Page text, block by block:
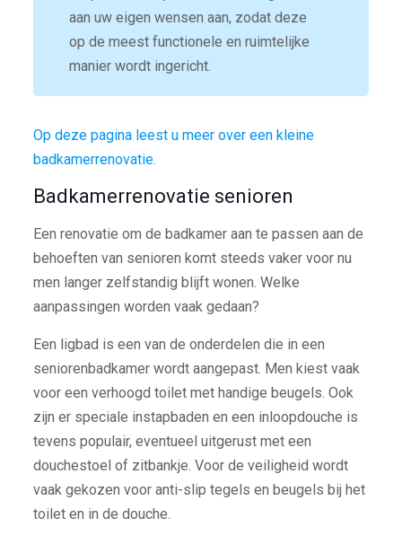
aan uw eigen wensen aan, zodat deze
op de meest functionele en ruimtelijke
manier wordt ingericht.
Op deze pagina leest u meer over een kleine
badkamerrenovatie.
Badkamerrenovatie senioren
Een renovatie om de badkamer aan te passen aan de
behoeften van senioren komt steeds vaker voor nu
men langer zelfstandig blijft wonen. Welke
aanpassingen worden vaak gedaan?
Een ligbad is een van de onderdelen die in een
seniorenbadkamer wordt aangepast. Men kiest vaak
voor een verhoogd toilet met handige beugels. Ook
zijn er speciale instapbaden en een inloopdouche is
tevens populair, eventueel uitgerust met een
douchestoel of zitbankje. Voor de veiligheid wordt
vaak gekozen voor anti-slip tegels en beugels bij het
toilet en in de douche.